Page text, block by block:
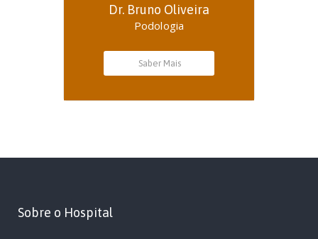
Dr. Bruno Oliveira
Podologia
Saber Mais
Sobre o Hospital